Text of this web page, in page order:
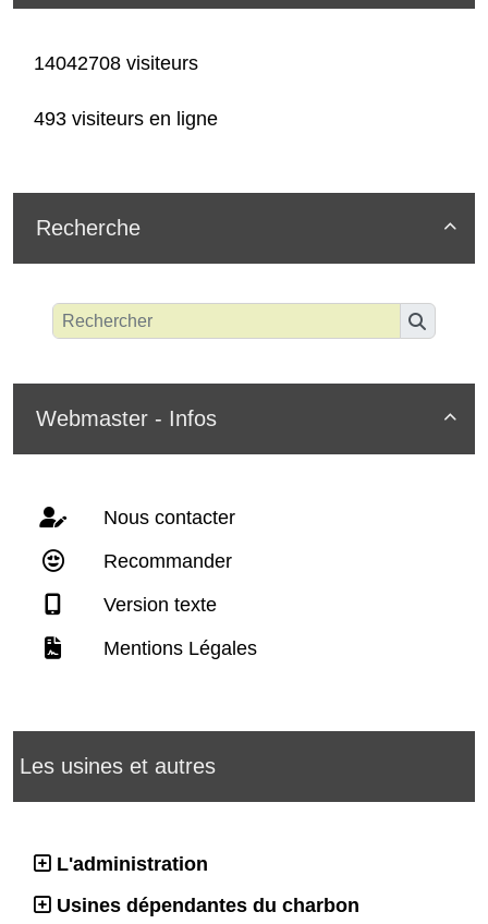
14042708 visiteurs
493 visiteurs en ligne

Recherche

Webmaster - Infos
Nous contacter
Recommander
Version texte
Mentions Légales
Les usines et autres
L'administration
Usines dépendantes du charbon